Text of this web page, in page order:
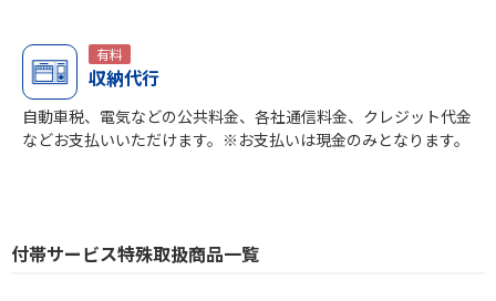
有料
収納代行
自動車税、電気などの公共料金、各社通信料金、クレジット代金
などお支払いいただけます。※お支払いは現金のみとなります。
付帯サービス特殊取扱商品一覧